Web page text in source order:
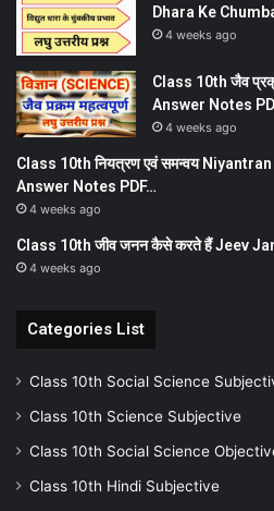
Dhara Ke
4 weeks ago
Class 10th जैव
Answer Notes
4 weeks ago
Class 10th नियत्रण एवं समन्वय
Answer Notes PDF…
4 weeks ago
Class 10th जीव जनन कैसे करते हैं Jeev
4 weeks ago
Categories List
Class 10th Social Science
Class 10th Science Subjective
Class 10th Social Science
Class 10th Hindi Subjective